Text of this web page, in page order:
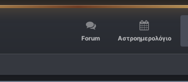
Forum Αστροημερολόγιο